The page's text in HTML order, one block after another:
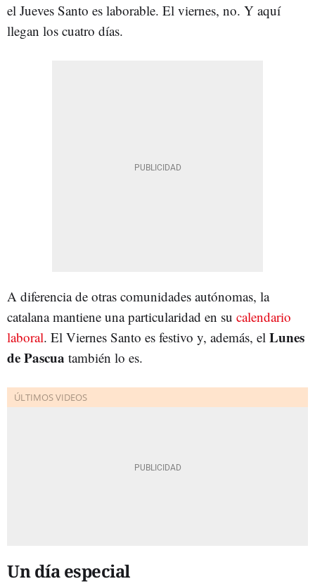
el Jueves Santo es laborable. El viernes, no. Y aquí
llegan los cuatro días.
A diferencia de otras comunidades autónomas, la
catalana mantiene una particularidad en su calendario
laboral. El Viernes Santo es festivo y, además, el Lunes
de Pascua también lo es.
Un día especial